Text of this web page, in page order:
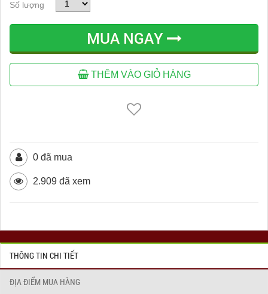
Số lượng
MUA NGAY
THÊM VÀO GIỎ HÀNG
0 đã mua
2.909 đã xem
THÔNG TIN CHI TIẾT
ĐỊA ĐIỂM MUA HÀNG